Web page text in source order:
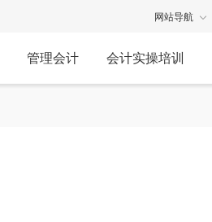
网站导航
管理会计 会计实操培训